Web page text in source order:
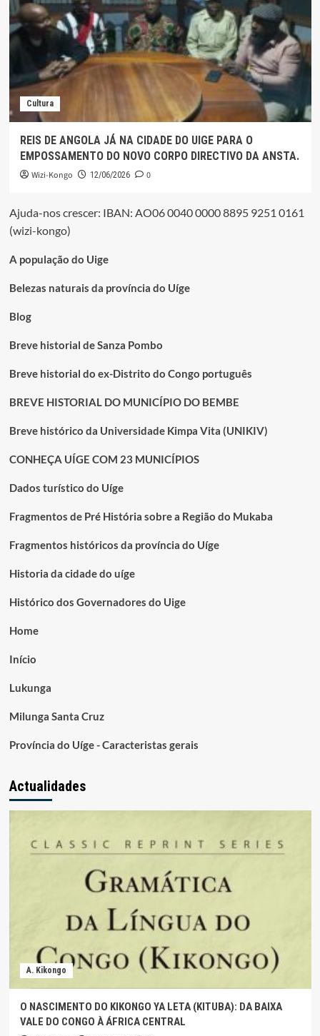
Cultura
REIS DE ANGOLA JÁ NA CIDADE DO UIGE PARA O
EMPOSSAMENTO DO NOVO CORPO DIRECTIVO DA ANSTA.
Wizi-Kongo 12/06/2026 0
Ajuda-nos crescer: IBAN: AO06 0040 0000 8895 9251 0161
(wizi-kongo)
A população do Uige
Belezas naturais da província do Uíge
Blog
Breve historial de Sanza Pombo
Breve historial do ex-Distrito do Congo português
BREVE HISTORIAL DO MUNICÍPIO DO BEMBE
Breve histórico da Universidade Kimpa Vita (UNIKIV)
CONHEÇA UÍGE COM 23 MUNICÍPIOS
Dados turístico do Uíge
Fragmentos de Pré História sobre a Região do Mukaba
Fragmentos históricos da província do Uíge
Historia da cidade do uíge
Histórico dos Governadores do Uige
Home
Início
Lukunga
Milunga Santa Cruz
Província do Uíge - Caracteristas gerais
Actualidades
A. Kikongo
O NASCIMENTO DO KIKONGO YA LETA (KITUBA): DA BAIXA
VALE DO CONGO À ÁFRICA CENTRAL